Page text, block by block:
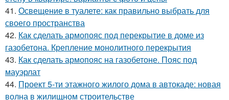
41. Освещение в туалете: как правильно выбрать для
своего пространства
42. Как сделать армопояс под перекрытие в доме из
газобетона. Крепление монолитного перекрытия
43. Как сделать армопояс на газобетоне. Пояс под
мауэрлат
44. Проект 5-ти этажного жилого дома в автокаде: новая
волна в жилищном строительстве